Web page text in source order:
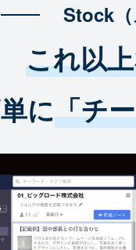
Stock
これ以
に「チ